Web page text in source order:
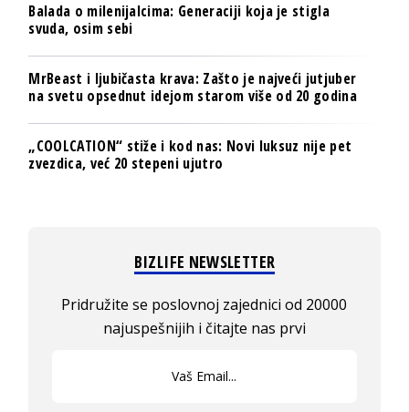
Balada o milenijalcima: Generaciji koja je stigla
svuda, osim sebi
MrBeast i ljubičasta krava: Zašto je najveći jutjuber
na svetu opsednut idejom starom više od 20 godina
„COOLCATION“ stiže i kod nas: Novi luksuz nije pet
zvezdica, već 20 stepeni ujutro
BIZLIFE NEWSLETTER
Pridružite se poslovnoj zajednici od 20000
najuspešnijih i čitajte nas prvi